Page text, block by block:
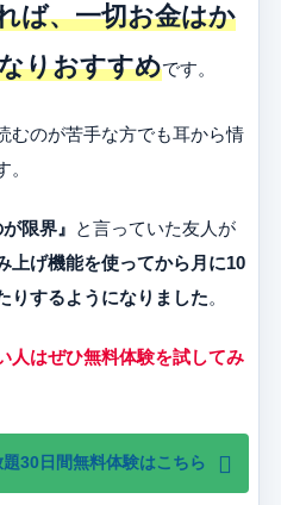
ば、一切お金はか
りおすすめです。
むのが苦手な方でも耳から情
限界』 と言っていた友人が
上げ機能を使ってから月に10
りするようになりました。
人はぜひ無料体験を試してみ
30日間無料体験はこちら